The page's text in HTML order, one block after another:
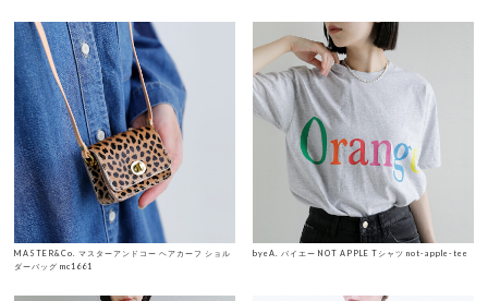
MASTER&Co. マスターアンドコー ヘアカーフ ショル
ダーバッグ mc1661
byeA. バイエー NOT APPLE Tシャツ not-apple-tee